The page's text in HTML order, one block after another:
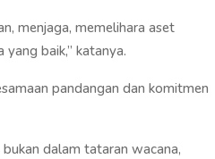
menjaga, memelihara aset
baik,” katanya.
pandangan dan komitmen
dalam tataran wacana,